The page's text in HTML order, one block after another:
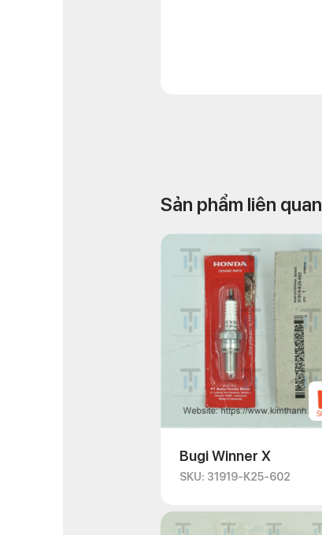
Sản phẩm liên quan
Bugi Winner X
SKU: 31919-K25-602